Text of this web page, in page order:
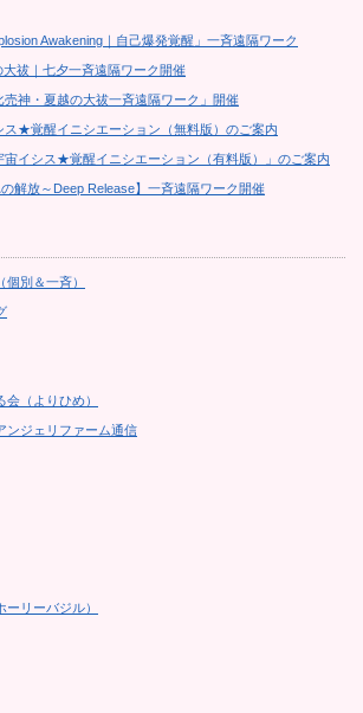
Awakening｜自己爆発覚醒」一斉遠隔ワーク
祓｜七夕一斉遠隔ワーク開催
神・夏越の大祓一斉遠隔ワーク」開催
ス★覚醒イニシエーション（無料版）のご案内
イシス★覚醒イニシエーション（有料版）」のご案内
解放～Deep Release】一斉遠隔ワーク開催
別＆一斉）
（よりひめ）
ンジェリファーム通信
リーバジル）